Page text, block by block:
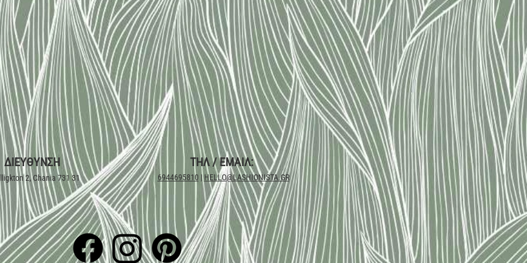
ΔΙΕΥΘΥΝΣΗ
2, Chania 731 31
ΤΗΛ / ΕΜΑΙΛ:
6944695810 |HELLO@LASHIONISTA.GR